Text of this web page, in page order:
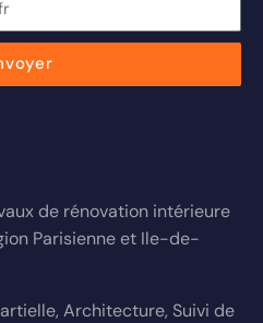
de rénovation intérieure
Parisienne et Ile-de-
Architecture, Suivi de